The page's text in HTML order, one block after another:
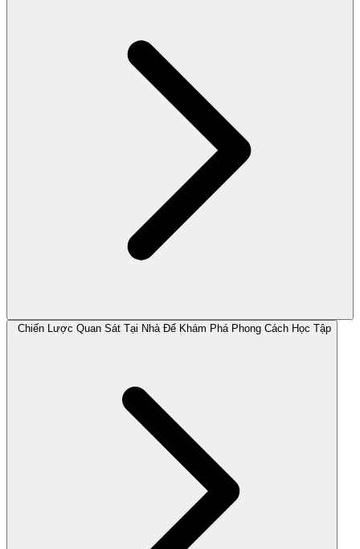
Chiến Lược Quan Sát Tại Nhà Để Khám Phá Phong Cách Học Tập